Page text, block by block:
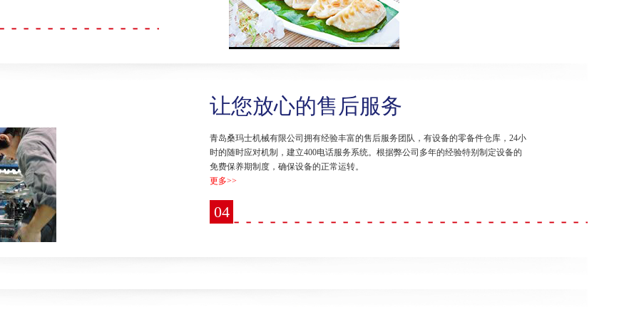
04
让您放心的售后服务
青岛桑玛士机械有限公司拥有经验丰富的售后服务团队，有设备的零备件仓库，24小
时的随时应对机制，建立400电话服务系统。根据弊公司多年的经验特别制定设备的
免费保养期制度，确保设备的正常运转。
更多>>